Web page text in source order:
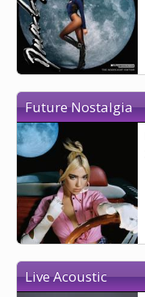
Future Nostalgia
Live Acoustic